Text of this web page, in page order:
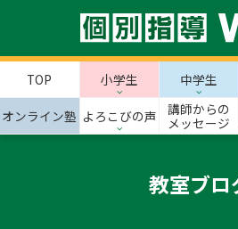
TOP 小学生 中学生
オンライン塾 よろこびの声
講師からの
メッセージ
教室ブロ